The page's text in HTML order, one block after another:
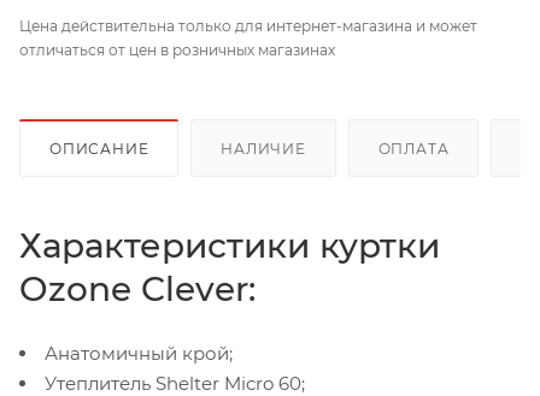
Цена действительна только для интернет-магазина и может
отличаться от цен в розничных магазинах
ОПИСАНИЕ НАЛИЧИЕ ОПЛАТА
Характеристики куртки
Ozone Clever:
Анатомичный крой;
Утеплитель Shelter Micro 60;